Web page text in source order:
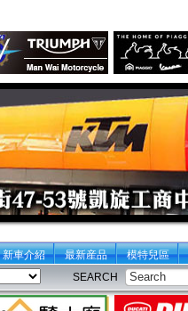
新車介紹 最新産品 模特兒區
SEARCH